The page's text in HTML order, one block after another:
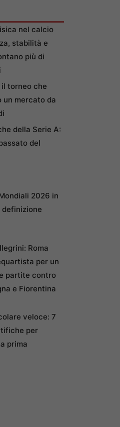
nel calcio
stabilità e
più di
torneo che
un mercato da
della Serie A:
del
2026 in
Roma
per un
partite contro
e Fiorentina
veloce: 7
per
prima